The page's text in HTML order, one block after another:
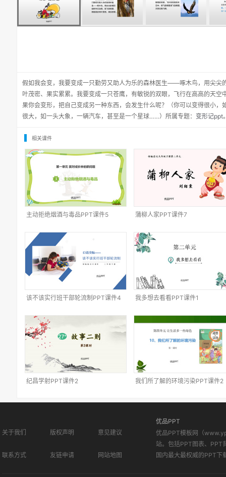
假如我会变，我要变成一只勤劳又助人为乐的森林医生——啄木鸟，用尖尖
叶茂密、果实累累。我要变成一只苍鹰，有敏锐的双眼，飞行在高高的天
果你会变形，把自己变成另一种东西，会发生什么呢？（你可以变得很小
很大，如一头大象，一辆汽车，甚至是一个星球……）所属专题： 变形记ppt
相关课件
主动拒绝烟酒与毒品PPT课件5 蒲柳人家PPT课件7
该不该实行班干部轮流制PPT课件4 我多想去看看PPT课件1
纪昌学射PPT课件2 我们所了解的环境污染PPT课件2
关于我们 版权声明 意见建议
联系方式 友链申请 网站地图
优品PPT
优品PPT模板网（
站。包括PPT图表、PPT
国内最大最权威的PPT下